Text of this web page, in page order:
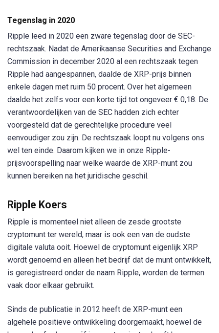
Tegenslag in 2020
Ripple leed in 2020 een zware tegenslag door de SEC-
rechtszaak. Nadat de Amerikaanse Securities and Exchange
Commission in december 2020 al een rechtszaak tegen
Ripple had aangespannen, daalde de XRP-prijs binnen
enkele dagen met ruim 50 procent. Over het algemeen
daalde het zelfs voor een korte tijd tot ongeveer € 0,18. De
verantwoordelijken van de SEC hadden zich echter
voorgesteld dat de gerechtelijke procedure veel
eenvoudiger zou zijn. De rechtszaak loopt nu volgens ons
wel ten einde. Daarom kijken we in onze Ripple-
prijsvoorspelling naar welke waarde de XRP-munt zou
kunnen bereiken na het juridische geschil.
Ripple Koers
Ripple is momenteel niet alleen de zesde grootste
cryptomunt ter wereld, maar is ook een van de oudste
digitale valuta ooit. Hoewel de cryptomunt eigenlijk XRP
wordt genoemd en alleen het bedrijf dat de munt ontwikkelt,
is geregistreerd onder de naam Ripple, worden de termen
vaak door elkaar gebruikt.
Sinds de publicatie in 2012 heeft de XRP-munt een
algehele positieve ontwikkeling doorgemaakt, hoewel de